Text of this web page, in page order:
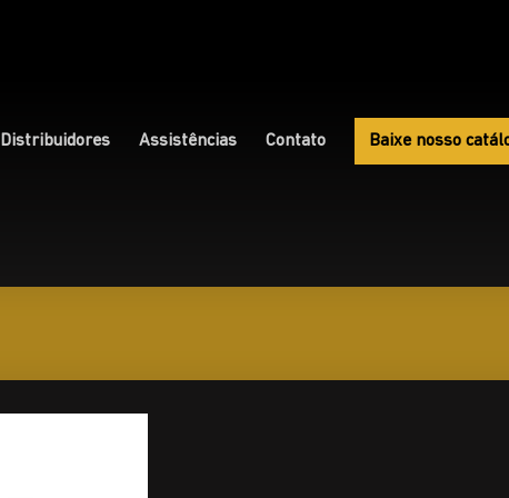
Distribuidores Assistências Contato Baixe nosso